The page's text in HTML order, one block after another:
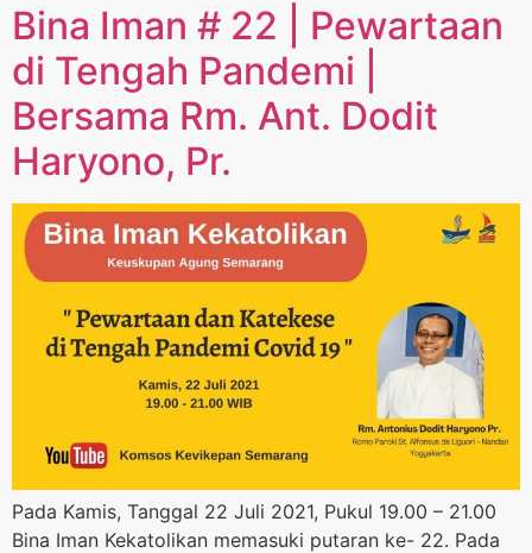
Bina Iman # 22 | Pewartaan
di Tengah Pandemi |
Bersama Rm. Ant. Dodit
Haryono, Pr.
Pada Kamis, Tanggal 22 Juli 2021, Pukul 19.00 – 21.00
Bina Iman Kekatolikan memasuki putaran ke- 22. Pada